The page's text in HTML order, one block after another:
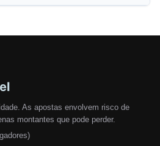
As apostas envolvem risco de
montantes que pode perder.